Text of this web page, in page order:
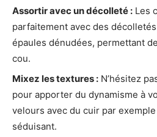
Assortir avec un décolleté : Les
parfaitement avec des
épaules dénudées, permettant
cou.
Mixez les textures : N’hésitez
pour apporter du dynamisme à
velours avec du cuir par
séduisant.